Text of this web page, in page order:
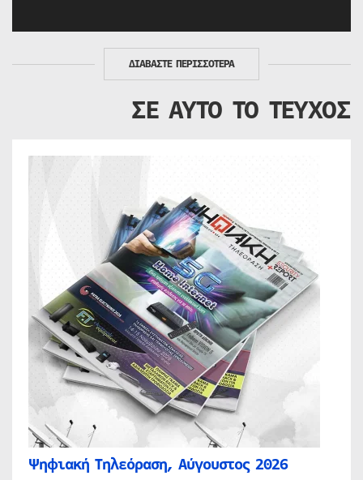
ΔΙΑΒΑΣΤΕ ΠΕΡΙΣΣΟΤΕΡΑ
ΣΕ ΑΥΤΟ ΤΟ ΤΕΥΧΟΣ
Ψηφιακή Τηλεόραση, Αύγουστος 2026